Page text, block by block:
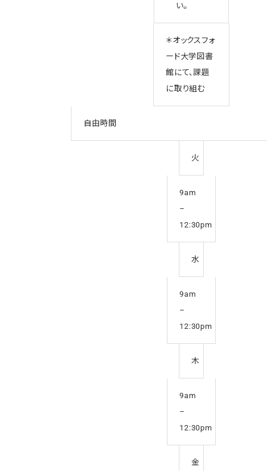
い。
＊オックスフォ
ード大学図書
館にて、課題
に取り組む
自由時間
火
9am
–
12:30pm
水
9am
–
12:30pm
木
9am
–
12:30pm
金